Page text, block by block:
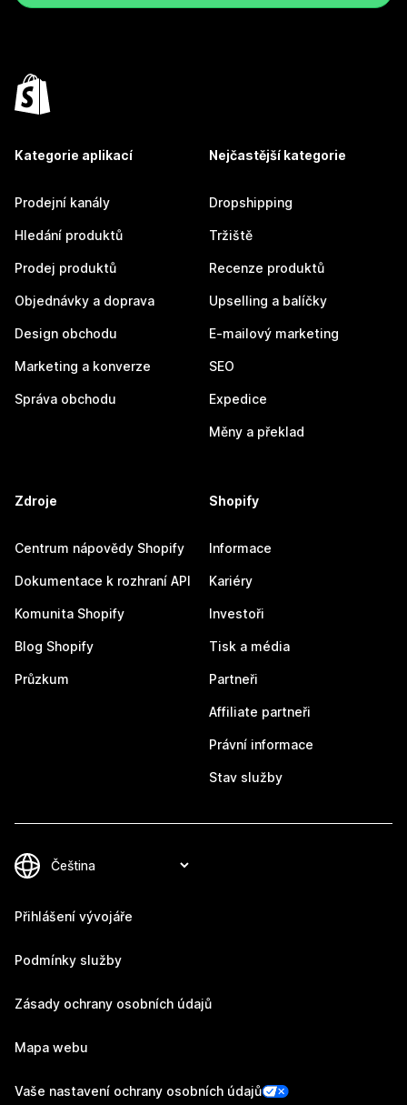
Kategorie aplikací
Prodejní kanály
Hledání produktů
Prodej produktů
Objednávky a doprava
Design obchodu
Marketing a konverze
Správa obchodu
Nejčastější kategorie
Dropshipping
Tržiště
Recenze produktů
Upselling a balíčky
E-mailový marketing
SEO
Expedice
Měny a překlad
Zdroje
Centrum nápovědy Shopify
Dokumentace k rozhraní API
Komunita Shopify
Blog Shopify
Průzkum
Shopify
Informace
Kariéry
Investoři
Tisk a média
Partneři
Affiliate partneři
Právní informace
Stav služby
Přihlášení vývojáře
Podmínky služby
Zásady ochrany osobních údajů
Mapa webu
Vaše nastavení ochrany osobních údajů